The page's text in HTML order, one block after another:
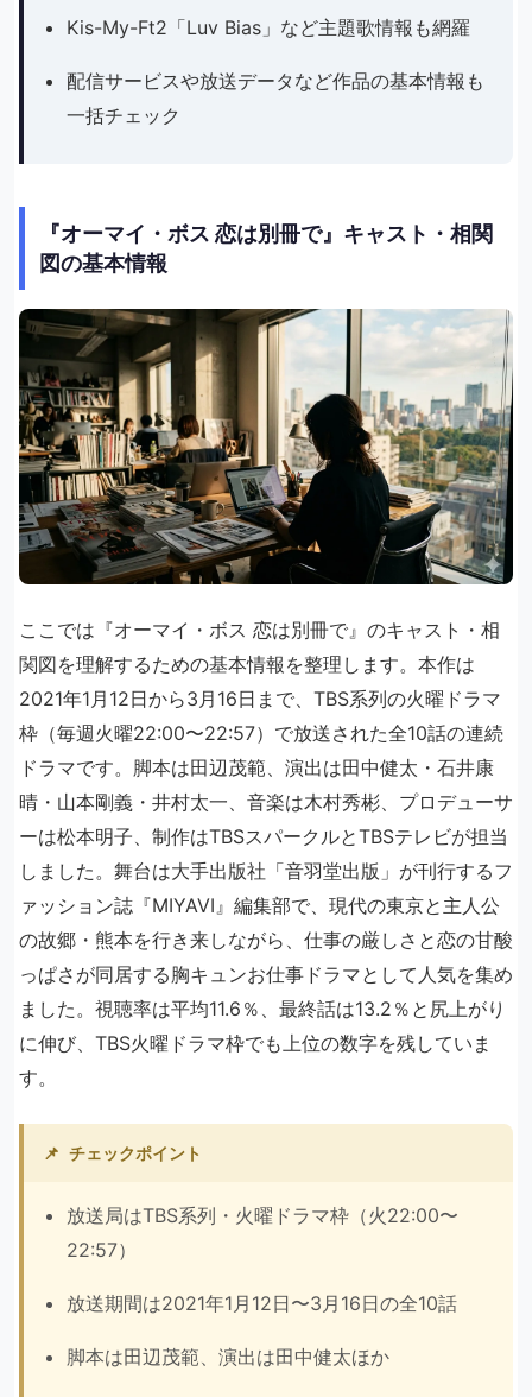
Kis-My-Ft2「Luv Bias」など主題歌情報も網羅
配信サービスや放送データなど作品の基本情報も
一括チェック
『オーマイ・ボス 恋は別冊で』キャスト・相関
図の基本情報
ここでは『オーマイ・ボス 恋は別冊で』のキャスト・相
関図を理解するための基本情報を整理します。本作は
2021年1月12日から3月16日まで、TBS系列の火曜ドラマ
枠（毎週火曜22:00〜22:57）で放送された全10話の連続
ドラマです。脚本は田辺茂範、演出は田中健太・石井康
晴・山本剛義・井村太一、音楽は木村秀彬、プロデューサ
ーは松本明子、制作はTBSスパークルとTBSテレビが担当
しました。舞台は大手出版社「音羽堂出版」が刊行するフ
ァッション誌『MIYAVI』編集部で、現代の東京と主人公
の故郷・熊本を行き来しながら、仕事の厳しさと恋の甘酸
っぱさが同居する胸キュンお仕事ドラマとして人気を集め
ました。視聴率は平均11.6％、最終話は13.2％と尻上がり
に伸び、TBS火曜ドラマ枠でも上位の数字を残していま
す。
📌 チェックポイント
放送局はTBS系列・火曜ドラマ枠（火22:00〜
22:57）
放送期間は2021年1月12日〜3月16日の全10話
脚本は田辺茂範、演出は田中健太ほか